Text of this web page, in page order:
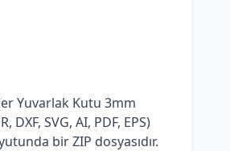
Yuvarlak Kutu 3mm
SVG, AI, PDF, EPS)
bir ZIP dosyasıdır.